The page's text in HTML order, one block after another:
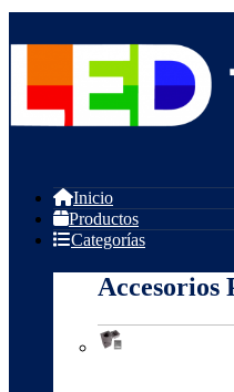
Inicio
Productos
Categorías
Accesorios